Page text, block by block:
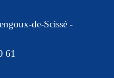
de-Scissé -
61